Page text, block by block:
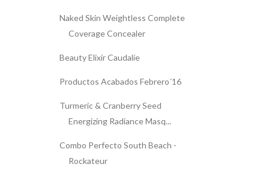
Naked Skin Weightless Complete
Coverage Concealer
Beauty Elixir Caudalíe
Productos Acabados Febrero´16
Turmeric & Cranberry Seed
Energizing Radiance Masq...
Combo Perfecto South Beach -
Rockateur